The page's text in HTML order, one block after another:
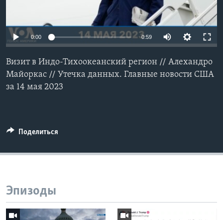
СОЦИАЛЬНЫЕ СЕТИ
Языки
0:00 0:59
Визит в Индо-Тихоокеанский регион // Алехандро
Майоркас // Утечка данных. Главные новости США
за 14 мая 2023
Поделиться
Эпизоды